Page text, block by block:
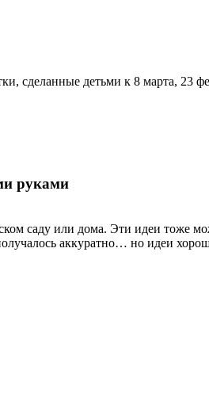
сделанные детьми к 8 марта, 23
руками
саду или дома. Эти идеи тоже
аккуратно… но идеи